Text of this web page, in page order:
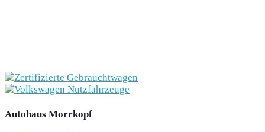
Autohaus Morrkopf